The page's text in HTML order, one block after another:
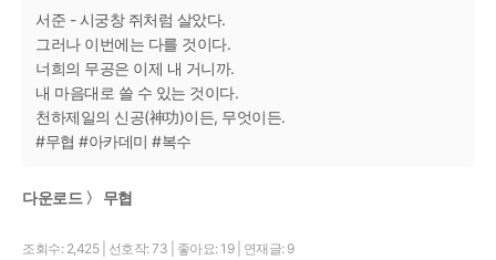
서준 - 시궁창 쥐처럼 살았다.
그러나 이번에는 다를 것이다.
너희의 무공은 이제 내 거니까.
내 마음대로 쓸 수 있는 것이다.
천하제일의 신공(神功)이든, 무엇이든.
#무협 #아카데미 #복수
다운로드 〉 무협
조회수: 2,425 선호작: 73 좋아요: 19 연재글: 9